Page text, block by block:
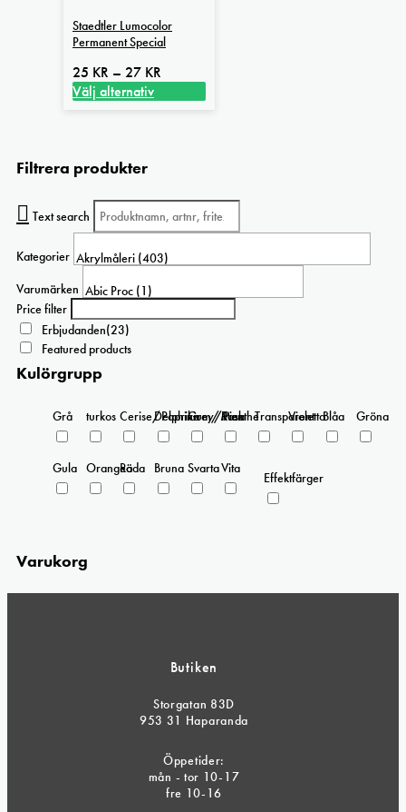
varianter.
De
olika
alternativen
produktsidan
Staedtler Lumocolor
Permanent Special
25 KR – 27 KR
Välj alternativ
har
varianter.
De
alternativen
väljas
på
produktsidan
Filtrera produkter
Text search
Kategorier
Varumärken
Price filter
Erbjudanden(23)
Featured products
Kulörgrupp
Grå turkos Cerise/Paprika
Delphinium/Menthe
Grey/Pink
Rosa Transparent
ViolettaBlåa Gröna
Gula OrangeaRöda Bruna SvartaVita
Effektfärger
Varukorg
Butiken
Storgatan 83D
953 31 Haparanda
Öppetider:
mån - tor 10-17
fre 10-16